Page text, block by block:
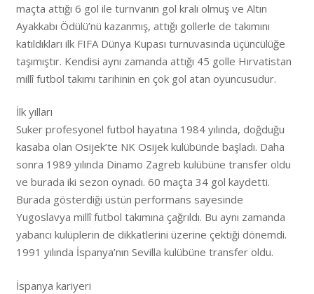
maçta attığı 6 gol ile turnvanın gol kralı olmuş ve Altın
Ayakkabı Ödülü’nü kazanmış, attığı gollerle de takımını
katıldıkları ilk FIFA Dünya Kupası turnuvasında üçüncülüğe
taşımıştır. Kendisi aynı zamanda attığı 45 golle Hırvatistan
millî futbol takımı tarihinin en çok gol atan oyuncusudur.
İlk yılları
Suker profesyonel futbol hayatına 1984 yılında, doğduğu
kasaba olan Osijek’te NK Osijek kulübünde başladı. Daha
sonra 1989 yılında Dinamo Zagreb kulübüne transfer oldu
ve burada iki sezon oynadı. 60 maçta 34 gol kaydetti.
Burada gösterdiği üstün performans sayesinde
Yugoslavya millî futbol takımına çağrıldı. Bu aynı zamanda
yabancı kulüplerin de dikkatlerini üzerine çektiği dönemdi.
1991 yılında İspanya’nın Sevilla kulübüne transfer oldu.
İspanya kariyeri